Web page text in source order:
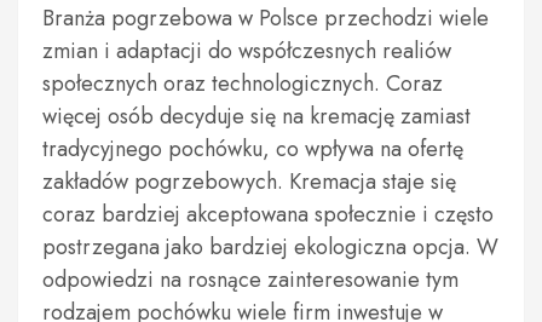
Branża pogrzebowa w Polsce przechodzi wiele
zmian i adaptacji do współczesnych realiów
społecznych oraz technologicznych. Coraz
więcej osób decyduje się na kremację zamiast
tradycyjnego pochówku, co wpływa na ofertę
zakładów pogrzebowych. Kremacja staje się
coraz bardziej akceptowana społecznie i często
postrzegana jako bardziej ekologiczna opcja. W
odpowiedzi na rosnące zainteresowanie tym
rodzajem pochówku wiele firm inwestuje w